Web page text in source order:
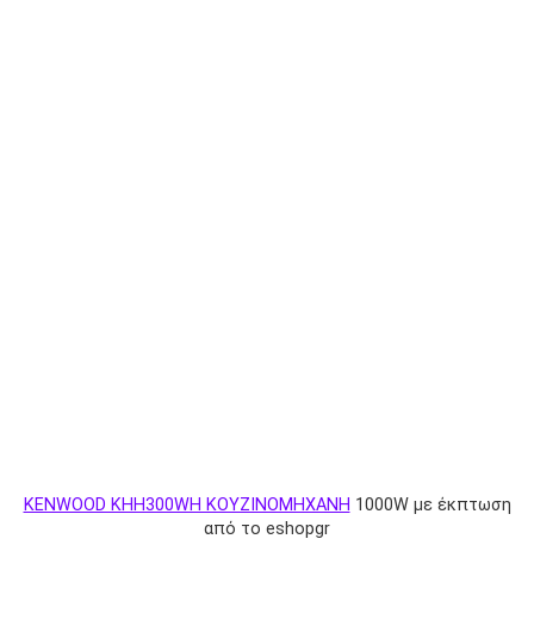
KENWOOD KHH300WH KOYZINOMHXANH 1000W με έκπτωση
από το eshopgr